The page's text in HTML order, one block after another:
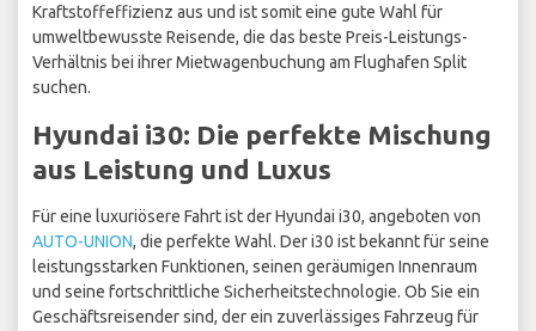
Kraftstoffeffizienz aus und ist somit eine gute Wahl für
umweltbewusste Reisende, die das beste Preis-Leistungs-
Verhältnis bei ihrer Mietwagenbuchung am Flughafen Split
suchen.
Hyundai i30: Die perfekte Mischung
aus Leistung und Luxus
Für eine luxuriösere Fahrt ist der Hyundai i30, angeboten von
AUTO-UNION, die perfekte Wahl. Der i30 ist bekannt für seine
leistungsstarken Funktionen, seinen geräumigen Innenraum
und seine fortschrittliche Sicherheitstechnologie. Ob Sie ein
Geschäftsreisender sind, der ein zuverlässiges Fahrzeug für